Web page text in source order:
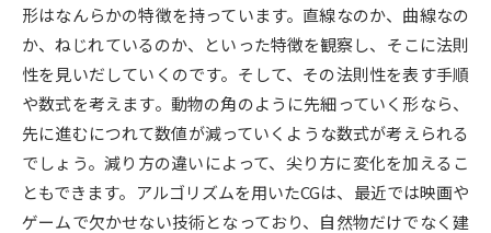
デジタルパンフレット
新学年スタート号特集ページ
（高3生用）
新学年スタート号特集ページ
（高2生用）
SELFBRAND特集ページ
オープンキャンパスなどを調べる
形はなんらかの特徴を持っています。直線なのか、曲線なの
か、ねじれているのか、といった特徴を観察し、そこに法則
性を見いだしていくのです。そして、その法則性を表す手順
や数式を考えます。動物の角のように先細っていく形なら、
先に進むにつれて数値が減っていくような数式が考えられる
でしょう。減り方の違いによって、尖り方に変化を加えるこ
ともできます。アルゴリズムを用いたCGは、最近では映画や
ゲームで欠かせない技術となっており、自然物だけでなく建